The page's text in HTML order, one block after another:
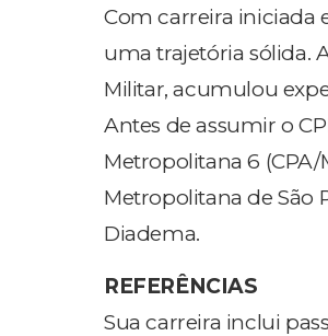
Com carreira iniciada
uma trajetória sólida.
Militar, acumulou
Antes de assumir o
Metropolitana 6
Metropolitana de São
Diadema.
REFERÊNCIAS
Sua carreira inclui